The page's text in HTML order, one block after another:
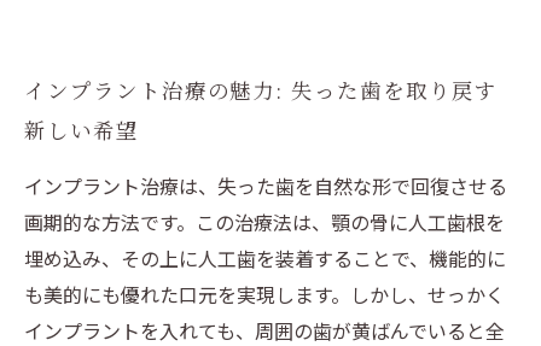
ングの重要性
美しい白い歯のために: インプラントとホワイト
ニングの最適なタイミング
成功事例紹介: インプラント＆ホワイトニングで
生まれ変わった笑顔
新たな選択肢を探る: あなたにぴったりな美容的
アプローチとは？
インプラント治療の魅力: 失った歯を取り戻す
新しい希望
インプラント治療は、失った歯を自然な形で回復させる
画期的な方法です。この治療法は、顎の骨に人工歯根を
埋め込み、その上に人工歯を装着することで、機能的に
も美的にも優れた口元を実現します。しかし、せっかく
インプラントを入れても、周囲の歯が黄ばんでいると全